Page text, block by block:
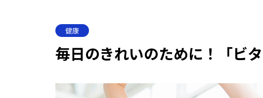
健康
毎日のきれいのために！「ビ